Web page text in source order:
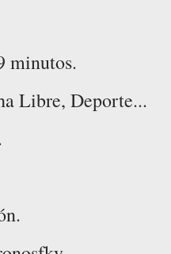
minutos.
Libre, Deporte...